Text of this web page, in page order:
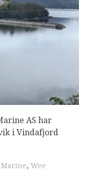
AS har
i Vindafjord
Marine, Wee